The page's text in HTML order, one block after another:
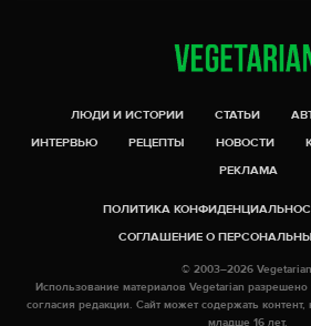
ЛЮДИ И ИСТОРИИ СТАТЬИ
ИНТЕРВЬЮ
РЕЦЕПТЫ НОВОСТИ
РЕКЛАМА
ПОЛИТИКА
СОГЛАШЕНИЕ О
© 2003–2026
Использование материалов Vegetarian разрешено
согласия редакции. Сайт может содержать
младше 16 лет.